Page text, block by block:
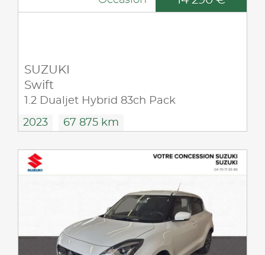
SUZUKI
Swift
1.2 Dualjet Hybrid 83ch Pack
2023 67 875 km